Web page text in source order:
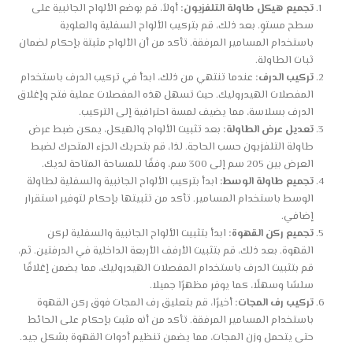
تجميع هيكل طاولة التلفزيون: أولاً، قم بوضع الألواح الجانبية على
سطح مستوٍ. بعد ذلك، قم بتركيب الألواح السفلية والعلوية
باستخدام المسامير المرفقة. تأكد من أن الألواح مثبتة بإحكام لضمان
ثبات الطاولة.
تركيب الدرف: عندما تنتهي من ذلك، ابدأ في تركيب الدرف باستخدام
المفصلات الهيدروليك. حيث تسهل هذه المفصلات عملية فتح وإغلاق
الدرف بسلاسة، مما يضيف لمسة احترافية إلى التركيب.
تعديل عرض الطاولة: بعد تثبيت الألواح والهيكل، يمكن ضبط عرض
طاولة التلفزيون حسب الحاجة. لذا، قم بتحريك الجزء المتحرك لضبط
العرض بين 205 سم إلى 300 سم، وفقًا للمساحة المتاحة لديك.
تجميع طاولة الوسط: ابدأ بتركيب الألواح الجانبية والسفلية لطاولة
الوسط باستخدام المسامير. تأكد من تثبيتها بإحكام لتوفير استقرار
إضافي.
تجميع ركن القهوة: ابدأ بتثبيت الألواح الجانبية والسفلية لركن
القهوة. بعد ذلك، قم بتثبيت الأرفف الأربعة الداخلية في الدرفتين. ثم،
قم بتثبيت الدرف باستخدام المفصلات الهيدروليك، مما يضمن إغلاقًا
سلسًا وسهلًا، كما يوفر مظهرًا جميلا.
تركيب رف المجات: أخيرًا، قم بتعليق رف المجات فوق ركن القهوة
باستخدام المسامير المرفقة. تأكد من أنه مثبت بإحكام على الحائط
حتى يتحمل وزن المجات، مما يضمن تنظيم أدوات القهوة بشكل جيد.